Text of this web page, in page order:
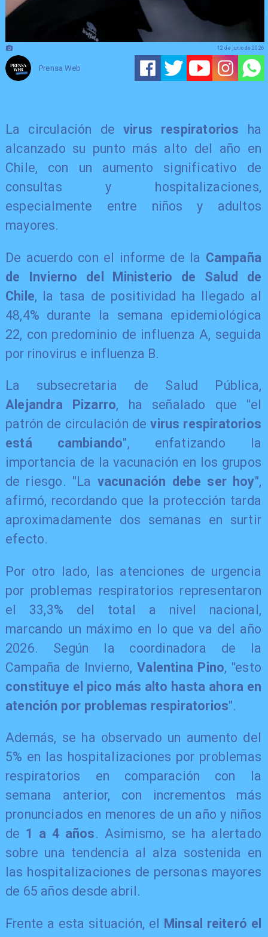
Prensa Web
12 de junio de 2026
La circulación de virus respiratorios ha
alcanzado su punto más alto del año en
Chile, con un aumento significativo de
consultas y hospitalizaciones,
especialmente entre niños y adultos
mayores.
De acuerdo con el informe de la Campaña
de Invierno del Ministerio de Salud de
Chile, la tasa de positividad ha llegado al
48,4% durante la semana epidemiológica
22, con predominio de influenza A, seguida
por rinovirus e influenza B.
La subsecretaria de Salud Pública,
Alejandra Pizarro, ha señalado que "el
patrón de circulación devirus respiratorios
está cambiando", enfatizando la
importancia de la vacunación en los grupos
de riesgo. "La vacunación debe ser hoy",
afirmó, recordando que la protección tarda
aproximadamente dos semanas en surtir
efecto.
Por otro lado, las atenciones de urgencia
por problemas respiratorios representaron
el 33,3% del total a nivel nacional,
marcando un máximo en lo que va del año
2026. Según la coordinadora de la
Campaña de Invierno,Valentina Pino, "esto
constituye el pico más alto hasta ahora en
atención por problemas respiratorios".
Además, se ha observado un aumento del
5% en las hospitalizaciones por problemas
respiratorios en comparación con la
semana anterior, con incrementos más
pronunciados en menores de un año y niños
de 1 a 4 años. Asimismo, se ha alertado
sobre una tendencia al alza sostenida en
las hospitalizaciones de personas mayores
de 65 años desde abril.
Frente a esta situación, el Minsal reiteró el